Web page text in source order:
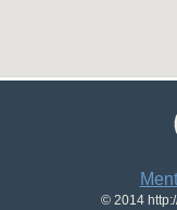
© 2014